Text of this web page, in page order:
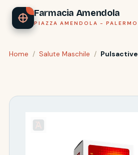
Farmacia Amendola
PIAZZA AMENDOLA - PALERMO
Home / Salute Maschile / Pulsactive